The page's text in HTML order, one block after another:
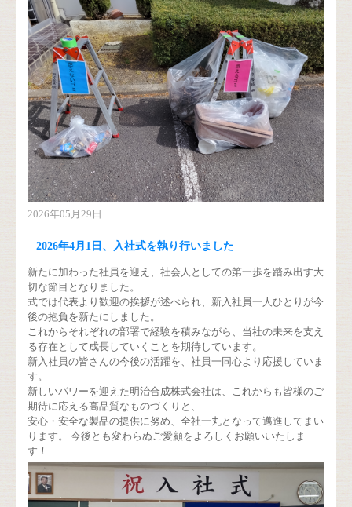
2026年05月29日
2026年4月1日、入社式を執り行いました
新たに加わった社員を迎え、社会人としての第一歩を踏み出す大
切な節目となりました。
式では代表より歓迎の挨拶が述べられ、新入社員一人ひとりが今
後の抱負を新たにしました。
これからそれぞれの部署で経験を積みながら、当社の未来を支え
る存在として成長していくことを期待しています。
新入社員の皆さんの今後の活躍を、社員一同心より応援していま
す。
新しいパワーを迎えた明治合成株式会社は、これからも皆様のご
期待に応える高品質なものづくりと、
安心・安全な製品の提供に努め、全社一丸となって邁進してまい
ります。 今後とも変わらぬご愛顧をよろしくお願いいたしま
す！